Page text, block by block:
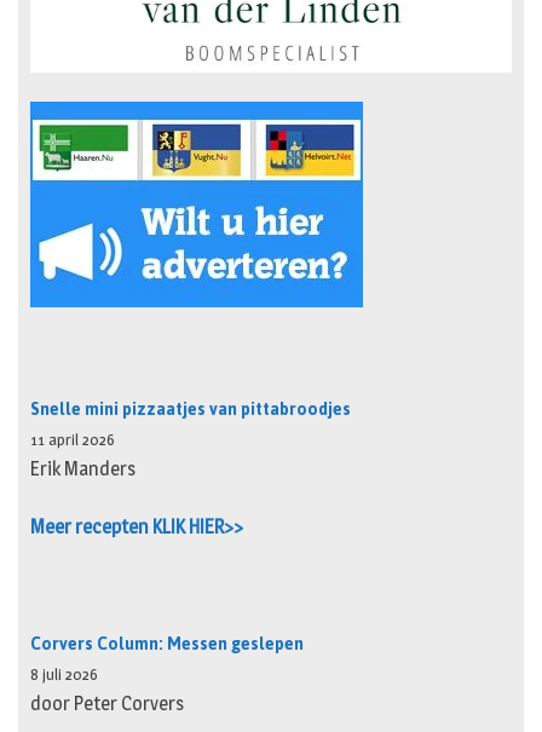
Snelle mini pizzaatjes van pittabroodjes
11 april 2026
Erik Manders
Meer recepten KLIK HIER>>
Corvers Column: Messen geslepen
8 juli 2026
door Peter Corvers